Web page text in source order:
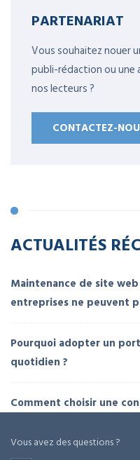
PARTENARIAT
Vous souhaitez nouer
publi-rédaction ou
nos lecteurs ?
CONTACTEZ-
ACTUALITÉS
Maintenance de site
entreprises ne peuvent
Pourquoi adopter un
quotidien ?
Comment choisir une
Vous avez des questions ?